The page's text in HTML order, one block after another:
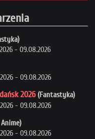
- 09.08.2026
- 09.08.2026
2026 (Fantastyka)
- 09.08.2026
- 09.08.2026